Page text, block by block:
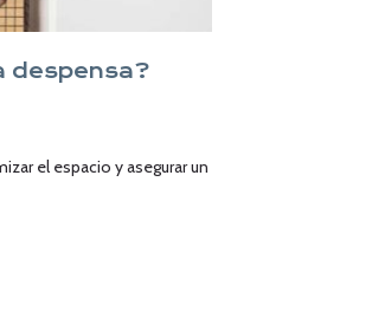
despensa?
el espacio y asegurar un